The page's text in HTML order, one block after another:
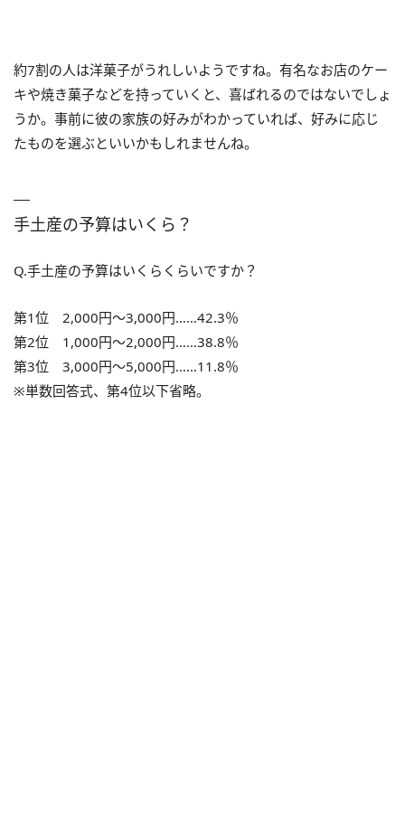
約7割の人は洋菓子がうれしいようですね。有名なお店のケー
キや焼き菓子などを持っていくと、喜ばれるのではないでしょ
うか。事前に彼の家族の好みがわかっていれば、好みに応じ
たものを選ぶといいかもしれませんね。
手土産の予算はいくら？
Q.手土産の予算はいくらくらいですか？
第1位 2,000円～3,000円……42.3％
第2位 1,000円～2,000円……38.8％
第3位 3,000円～5,000円……11.8％
※単数回答式、第4位以下省略。